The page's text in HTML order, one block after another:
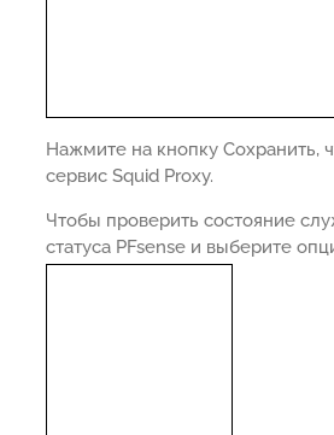
Нажмите на кнопку Сохранить,
сервис Squid Proxy.
Чтобы проверить состояние
статуса PFsense и выберите